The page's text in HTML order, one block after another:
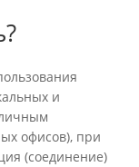
и
офисов), при
(соединение)